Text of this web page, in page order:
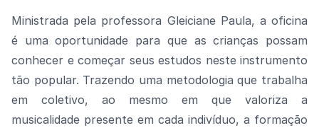
Ministrada pela professora Gleiciane Paula, a oficina
é uma oportunidade para que as crianças possam
conhecer e começar seus estudos neste instrumento
tão popular. Trazendo uma metodologia que trabalha
em coletivo, ao mesmo em que valoriza a
musicalidade presente em cada indivíduo, a formação